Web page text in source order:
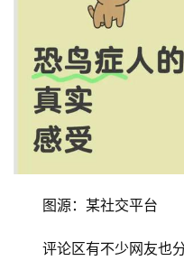
图源：某社交平台
评论区有不少网友也